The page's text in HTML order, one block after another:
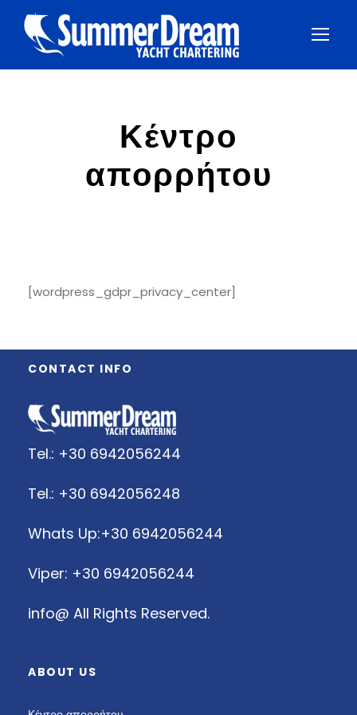
Κέντρο
απορρήτου
[wordpress_gdpr_privacy_center]
CONTACT INFO
Tel.: +30 6942056244
Tel.: +30 6942056248
Whats Up:+30 6942056244
Viper: +30 6942056244
info@ All Rights Reserved.
ABOUT US